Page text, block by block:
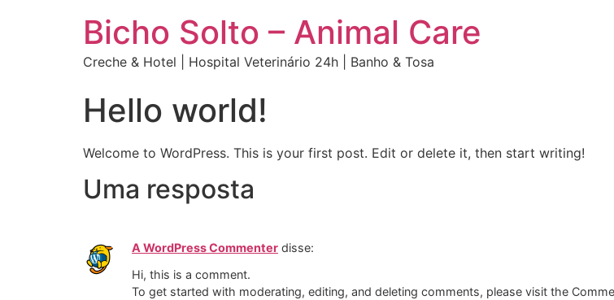
Bicho Solto – Animal Care
Creche & Hotel | Hospital Veterinário 24h | Banho & Tosa
Hello world!
Welcome to WordPress. This is your first post. Edit or delete it, then start writing!
Uma resposta
A WordPress Commenter disse:
Hi, this is a comment.
To get started with moderating, editing, and deleting comments, please visit the